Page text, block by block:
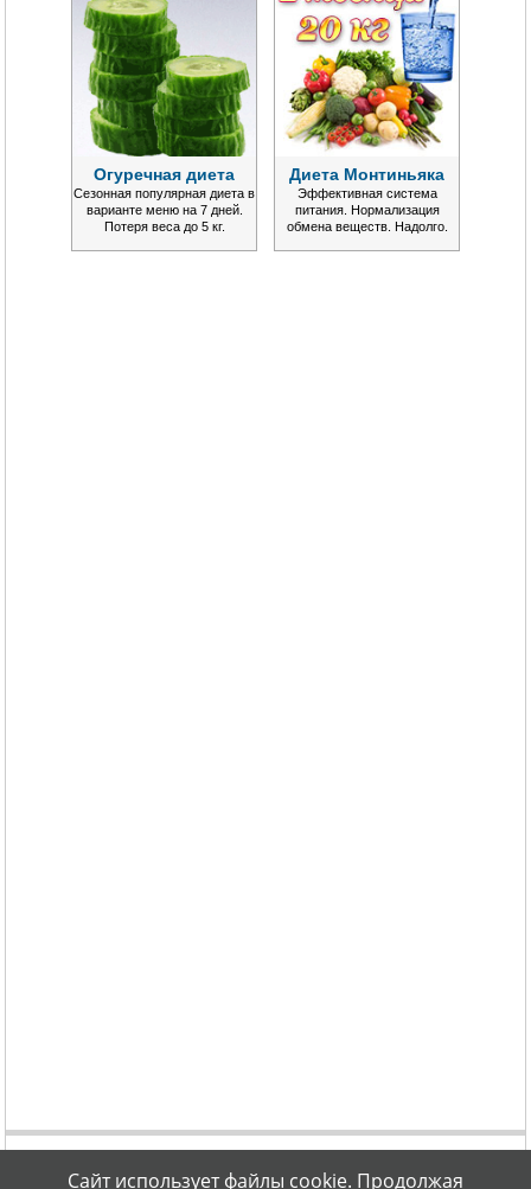
Огуречная диета
Сезонная популярная диета в
варианте меню на 7 дней.
Потеря веса до 5 кг.
Диета Монтиньяка
Эффективная система
питания. Нормализация
обмена веществ. Надолго.
Сайт использует файлы cookie. Продолжая